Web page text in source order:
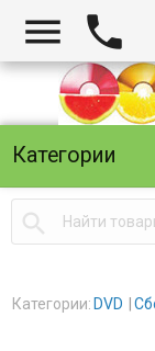
 
Категории

Категории: DVD